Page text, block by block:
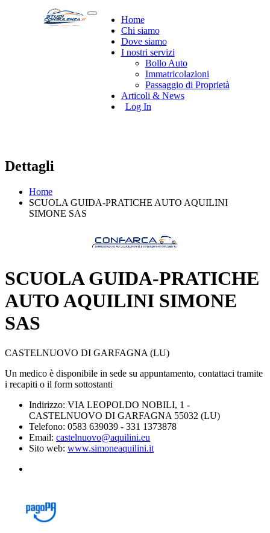
Home
Chi siamo
Dove siamo
I nostri servizi
Bollo Auto
Immatricolazioni
Passaggio di Proprietà
Articoli & News
Log In
Dettagli
Home
SCUOLA GUIDA-PRATICHE AUTO AQUILINI
SIMONE SAS
SCUOLA GUIDA-PRATICHE
AUTO AQUILINI SIMONE
SAS
CASTELNUOVO DI GARFAGNA (LU)
Un medico è disponibile in sede su appuntamento, contattaci tramite
i recapiti o il form sottostanti
Indirizzo: VIA LEOPOLDO NOBILI, 1 -
CASTELNUOVO DI GARFAGNA 55032 (LU)
Telefono: 0583 639039 - 331 1373878
Email: castelnuovo@aquilini.eu
Sito web: www.simoneaquilini.it